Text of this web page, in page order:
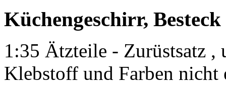
Küchengeschirr, Besteck
1:35 Ätzteile - Zurüstsatz ,
Klebstoff und Farben nicht